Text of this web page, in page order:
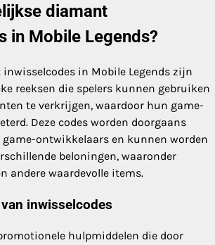
diamant
in Mobile Legends?
in Mobile Legends zijn
reeksen die spelers kunnen gebruiken
te verkrijgen, waardoor hun game-
Deze codes worden doorgaans
game-ontwikkelaars en kunnen worden
beloningen, waaronder
andere waardevolle items.
inwisselcodes
hulpmiddelen die door